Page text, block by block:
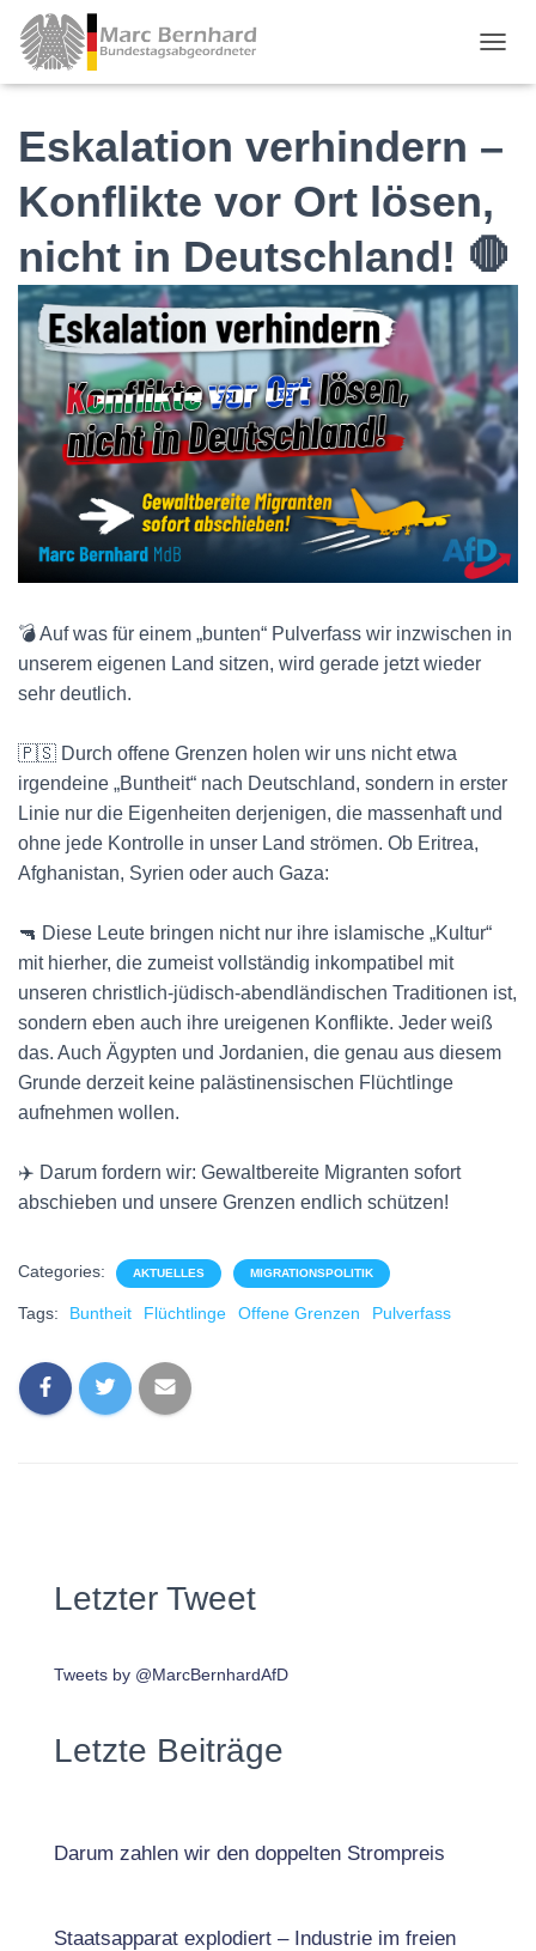
Eskalation verhindern –
Konflikte vor Ort lösen,
nicht in Deutschland! 🛑
💣 Auf was für einem „bunten“ Pulverfass wir inzwischen in
unserem eigenen Land sitzen, wird gerade jetzt wieder
sehr deutlich.
🇵🇸 Durch offene Grenzen holen wir uns nicht etwa
irgendeine „Buntheit“ nach Deutschland, sondern in erster
Linie nur die Eigenheiten derjenigen, die massenhaft und
ohne jede Kontrolle in unser Land strömen. Ob Eritrea,
Afghanistan, Syrien oder auch Gaza:
🔫 Diese Leute bringen nicht nur ihre islamische „Kultur“
mit hierher, die zumeist vollständig inkompatibel mit
unseren christlich-jüdisch-abendländischen Traditionen ist,
sondern eben auch ihre ureigenen Konflikte. Jeder weiß
das. Auch Ägypten und Jordanien, die genau aus diesem
Grunde derzeit keine palästinensischen Flüchtlinge
aufnehmen wollen.
✈️ Darum fordern wir: Gewaltbereite Migranten sofort
abschieben und unsere Grenzen endlich schützen!
Categories: AKTUELLES MIGRATIONSPOLITIK
Tags: Buntheit Flüchtlinge Offene Grenzen Pulverfass
Letzter Tweet
Tweets by @MarcBernhardAfD
Letzte Beiträge
Darum zahlen wir den doppelten Strompreis
Staatsapparat explodiert – Industrie im freien